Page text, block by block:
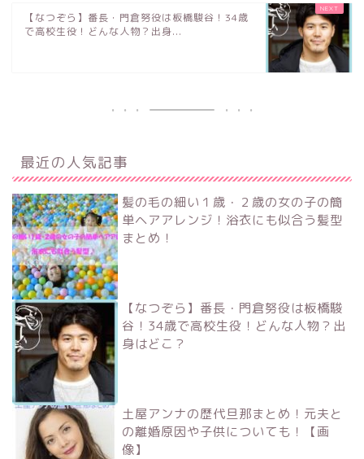
【なつぞら】番長・門倉努役は板橋駿谷！34歳
で高校生役！どんな人物？出身...
最近の人気記事
髪の毛の細い１歳・２歳の女の子の簡
単ヘアアレンジ！浴衣にも似合う髪型
まとめ！
【なつぞら】番長・門倉努役は板橋駿
谷！34歳で高校生役！どんな人物？出
身はどこ？
土屋アンナの歴代旦那まとめ！元夫と
の離婚原因や子供についても！【画
像】